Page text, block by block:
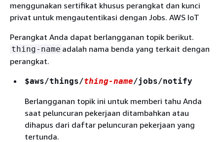
menggunakan sertifikat khusus perangkat dan kunci
privat untuk mengautentikasi dengan Jobs. AWS IoT
Perangkat Anda dapat berlangganan topik berikut.
thing-name adalah nama benda yang terkait dengan
perangkat.
$aws/things/thing-name/jobs/notify
Berlangganan topik ini untuk memberi tahu Anda
saat peluncuran pekerjaan ditambahkan atau
dihapus dari daftar peluncuran pekerjaan yang
tertunda.